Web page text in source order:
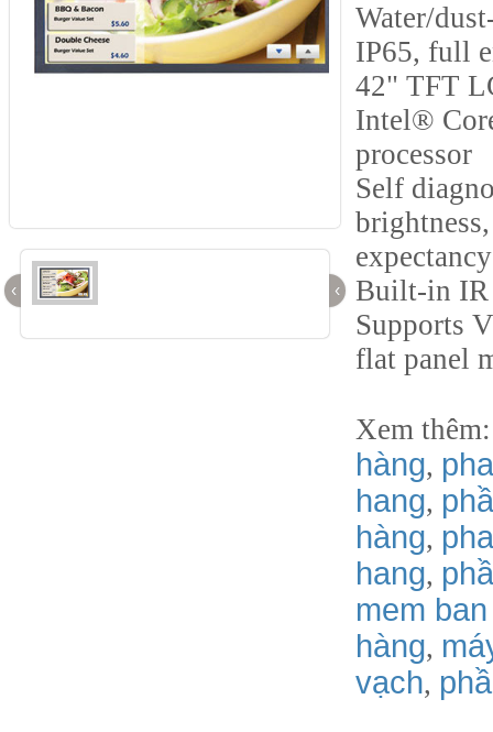
‹ ‹
Water/
IP65, full
42" TFT
Intel®
processor
Self
expectancy
Built-in IR
Supports
flat panel
Xem
hàng,
hang,
hàng,
hang,
mem
hàng,
vạch,